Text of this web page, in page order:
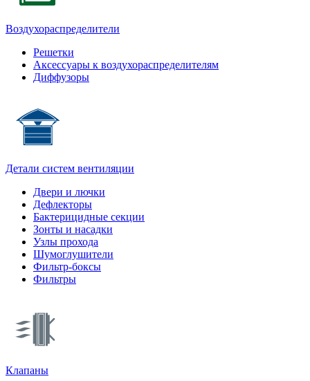
Воздухораспределители
Решетки
Аксессуары к воздухораспределителям
Диффузоры
Детали систем вентиляции
Двери и лючки
Дефлекторы
Бактерицидные секции
Зонты и насадки
Узлы прохода
Шумоглушители
Фильтр-боксы
Фильтры
Клапаны